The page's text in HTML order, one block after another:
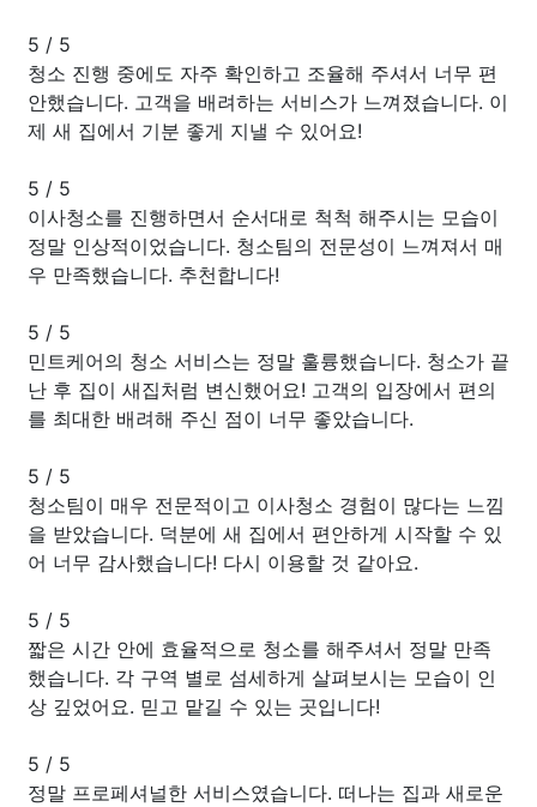
5 / 5
청소 진행 중에도 자주 확인하고 조율해 주셔서 너무 편
안했습니다. 고객을 배려하는 서비스가 느껴졌습니다. 이
제 새 집에서 기분 좋게 지낼 수 있어요!
5 / 5
이사청소를 진행하면서 순서대로 척척 해주시는 모습이
정말 인상적이었습니다. 청소팀의 전문성이 느껴져서 매
우 만족했습니다. 추천합니다!
5 / 5
민트케어의 청소 서비스는 정말 훌륭했습니다. 청소가 끝
난 후 집이 새집처럼 변신했어요! 고객의 입장에서 편의
를 최대한 배려해 주신 점이 너무 좋았습니다.
5 / 5
청소팀이 매우 전문적이고 이사청소 경험이 많다는 느낌
을 받았습니다. 덕분에 새 집에서 편안하게 시작할 수 있
어 너무 감사했습니다! 다시 이용할 것 같아요.
5 / 5
짧은 시간 안에 효율적으로 청소를 해주셔서 정말 만족
했습니다. 각 구역 별로 섬세하게 살펴보시는 모습이 인
상 깊었어요. 믿고 맡길 수 있는 곳입니다!
5 / 5
정말 프로페셔널한 서비스였습니다. 떠나는 집과 새로운